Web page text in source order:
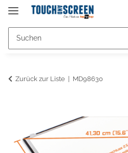
Zurück zur Liste MD98630